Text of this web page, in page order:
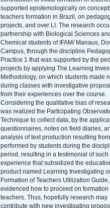
supported epistemologically on
teachers formation in Brazil, on
projects, and over LI. The research
partnership with Biological Sciences
Chemical students of IFAM/ Manaus,
Campus, through the discipline
Practice 1 that was supported by the
projects by applying The Learning
Methodology, on which students made
during classes with investigative
from their experiences over the course.
Considering the qualitative bias of
was realized the Participating
Technique to collect data, by the
questionnaires, notes on field diaries,
analysis of text production resulting
performed by students during the
period, resulting in a testimonial of such
experience that subsidized the
product named Learning Investigating
Formation of Teachers Utilization
evidenced how to proceed on formation
teachers. Thus, hopefully research may
contribute with new investigating